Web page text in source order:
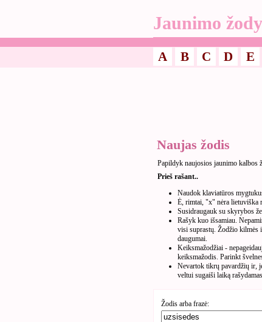
Jaunimo
A B C D E
Naujas žodis
Papildyk naujosios jaunimo kalbos
Prieš rašant..
Naudok klaviatūros
Ė, rimtai, "x" nėra lietuviška
Susidraugauk su skyrybos
Rašyk kuo išsamiau.
visi suprastų. Žodžio kilmės
daugumai.
Keiksmažodžiai -
keiksmažodis. Parinkt
Nevartok tikrų pavardžių ir,
veltui sugaiši laiką
Žodis arba frazė: